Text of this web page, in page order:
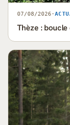
07/08/2026 ·
Thèze :